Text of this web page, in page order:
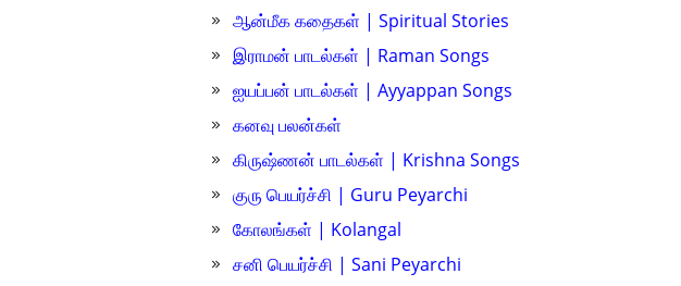
ஆன்மீக கதைகள் | Spiritual Stories
இராமன் பாடல்கள் | Raman Songs
ஐயப்பன் பாடல்கள் | Ayyappan Songs
கனவு பலன்கள்
கிருஷ்ணன் பாடல்கள் | Krishna Songs
குரு பெயர்ச்சி | Guru Peyarchi
கோலங்கள் | Kolangal
சனி பெயர்ச்சி | Sani Peyarchi